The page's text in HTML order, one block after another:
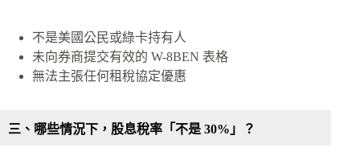
不是美國公民或綠卡持有人
未向券商提交有效的 W-8BEN 表格
無法主張任何租稅協定優惠
三、哪些情況下，股息稅率「不是 30%」？